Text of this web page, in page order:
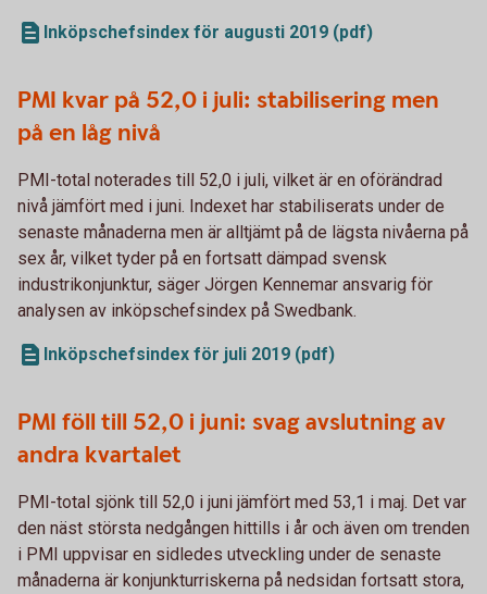
Inköpschefsindex för augusti 2019 (pdf)
PMI kvar på 52,0 i juli: stabilisering men
på en låg nivå
PMI-total noterades till 52,0 i juli, vilket är en oförändrad
nivå jämfört med i juni. Indexet har stabiliserats under de
senaste månaderna men är alltjämt på de lägsta nivåerna på
sex år, vilket tyder på en fortsatt dämpad svensk
industrikonjunktur, säger Jörgen Kennemar ansvarig för
analysen av inköpschefsindex på Swedbank.
Inköpschefsindex för juli 2019 (pdf)
PMI föll till 52,0 i juni: svag avslutning av
andra kvartalet
PMI-total sjönk till 52,0 i juni jämfört med 53,1 i maj. Det var
den näst största nedgången hittills i år och även om trenden
i PMI uppvisar en sidledes utveckling under de senaste
månaderna är konjunkturriskerna på nedsidan fortsatt stora,